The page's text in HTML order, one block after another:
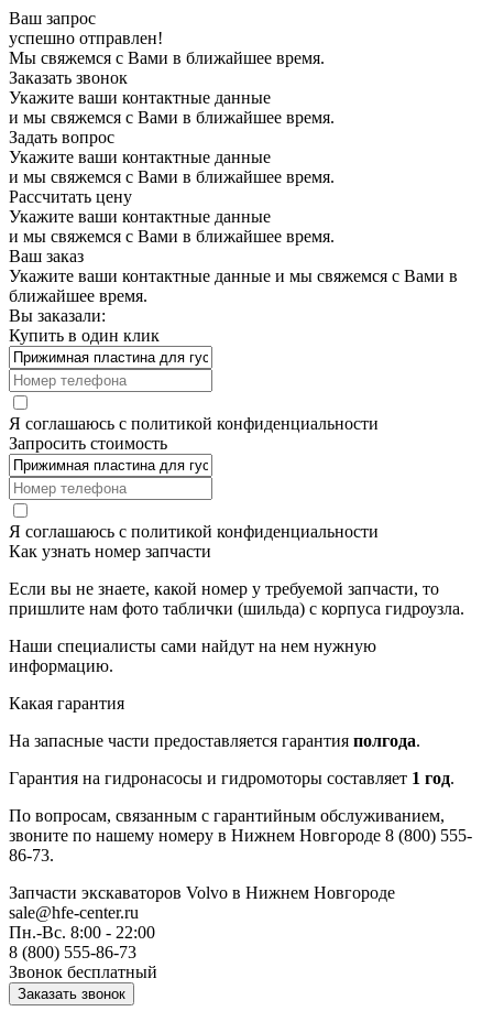
Ваш запрос
успешно отправлен!
Мы свяжемся с Вами в ближайшее время.
Заказать звонок
Укажите ваши контактные данные
и мы свяжемся с Вами в ближайшее время.
Задать вопрос
Укажите ваши контактные данные
и мы свяжемся с Вами в ближайшее время.
Рассчитать цену
Укажите ваши контактные данные
и мы свяжемся с Вами в ближайшее время.
Ваш заказ
Укажите ваши контактные данные и мы свяжемся с Вами в
ближайшее время.
Вы заказали:
Купить в один клик
Я соглашаюсь с политикой конфиденциальности
Запросить стоимость
Я соглашаюсь с политикой конфиденциальности
Как узнать номер запчасти
Если вы не знаете, какой номер у требуемой запчасти, то
пришлите нам фото таблички (шильда) с корпуса гидроузла.
Наши специалисты сами найдут на нем нужную
информацию.
Какая гарантия
На запасные части предоставляется гарантия полгода.
Гарантия на гидронасосы и гидромоторы составляет 1 год.
По вопросам, связанным с гарантийным обслуживанием,
звоните по нашему номеру в Нижнем Новгороде 8 (800) 555-
86-73.
Запчасти экскаваторов Volvo в Нижнем Новгороде
sale@hfe-center.ru
Пн.-Вс. 8:00 - 22:00
8 (800) 555-86-73
Звонок бесплатный